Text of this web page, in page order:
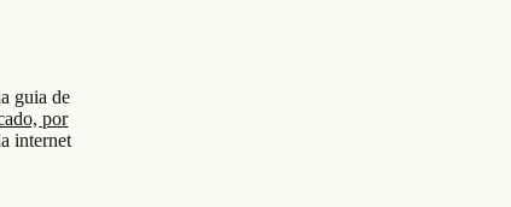
guia de
por
internet